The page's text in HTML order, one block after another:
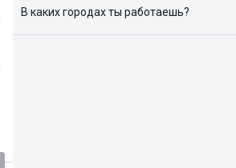
В каких городах ты работаешь?